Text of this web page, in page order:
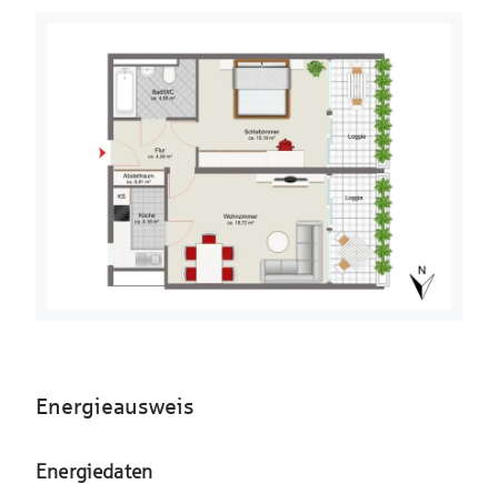
die Bewohner einen beeindruckenden
Ausblick über die Umgebung und
können entspannte Stunden mit
besonderem Panorama verbringen.
Die Wohnung ist seit Oktober 2023
zuverlässig vermietet. Die monatliche
Nettokaltmiete beträgt 860 EUR zzgl.
60 EUR für den Tiefgaragenstellplatz.
Ein Personenaufzug ermöglicht einen
Einrichtungen des täglichen Bedarfs sind bequem
erreichbar. Kindergärten, Schulen und
Freizeiteinrichtungen runden das vielseitige Angebot der
Umgebung ab.
Der nahegelegene Cosimapark und der Englische Garten
bieten vielfältige Möglichkeiten zur Erholung und
Freizeitgestaltung im Grünen und tragen wesentlich zur
Attraktivität des Wohnstandorts bei.
Energieausweis
Energiedaten